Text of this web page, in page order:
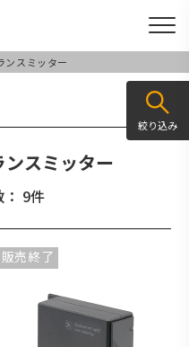
ンスミッター
ンスミッター
9件
販売終了
絞り込み